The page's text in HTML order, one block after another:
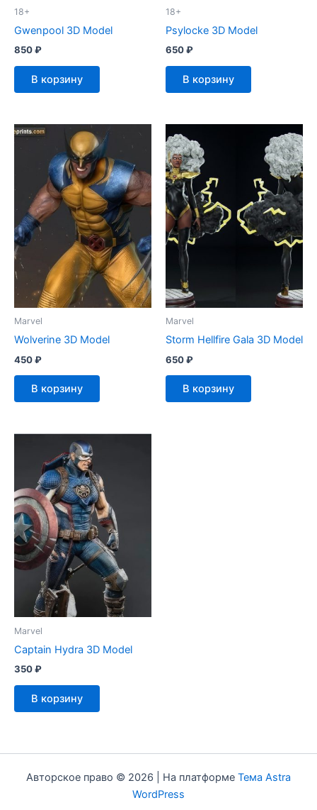
18+
Gwenpool 3D Model
850₽
В корзину
18+
Psylocke 3D Model
650₽
В корзину
Marvel
Wolverine 3D Model
450₽
В корзину
Marvel
Storm Hellfire Gala 3D Model
650₽
В корзину
Marvel
Captain Hydra 3D Model
350₽
В корзину
Авторское право © 2026 | На платформе Тема Astra
WordPress